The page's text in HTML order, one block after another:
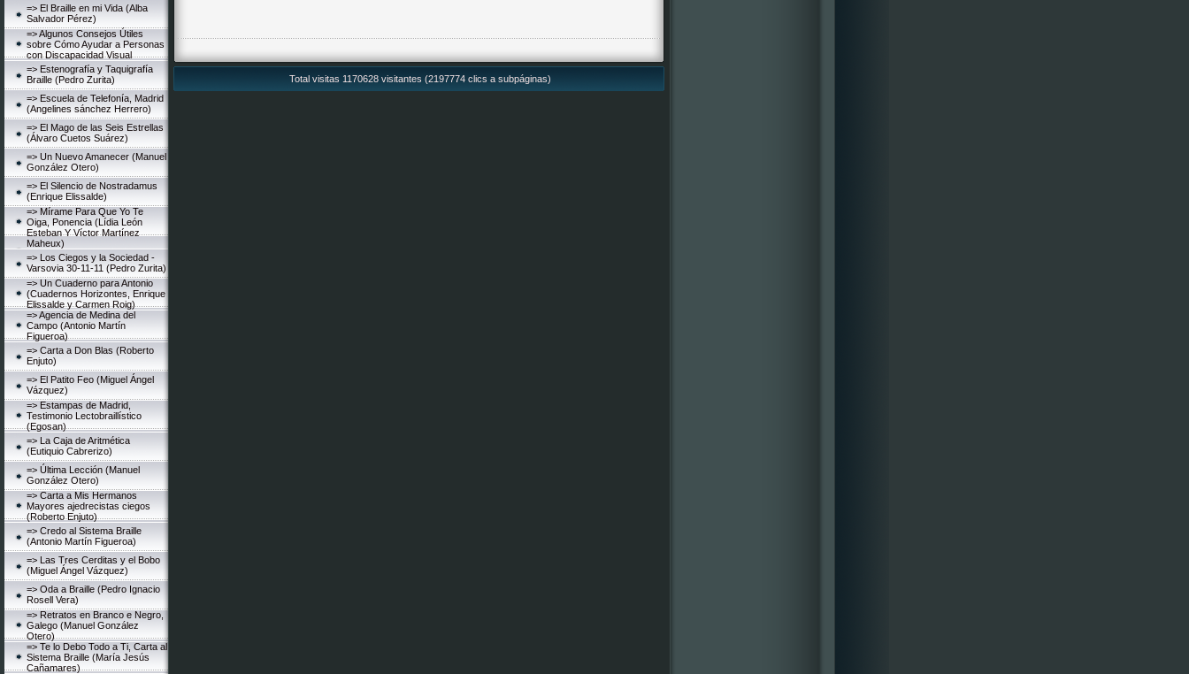
=> El Braille en mi Vida (Alba
Salvador Pérez)
=> Algunos Consejos Útiles
sobre Cómo Ayudar a Personas
con Discapacidad Visual
=> Estenografía y Taquigrafía
Braille (Pedro Zurita)
=> Escuela de Telefonía, Madrid
(Angelines sánchez Herrero)
=> El Mago de las Seis Estrellas
(Álvaro Cuetos Suárez)
=> Un Nuevo Amanecer (Manuel
González Otero)
=> El Silencio de Nostradamus
(Enrique Elissalde)
=> Mírame Para Que Yo Te
Oiga, Ponencia (Lídia León
Esteban Y Víctor Martínez
Maheux)
=> Los Ciegos y la Sociedad -
Varsovia 30-11-11 (Pedro Zurita)
=> Un Cuaderno para Antonio
(Cuadernos Horizontes, Enrique
Elissalde y Carmen Roig)
=> Agencia de Medina del
Campo (Antonio Martín
Figueroa)
=> Carta a Don Blas (Roberto
Enjuto)
=> El Patito Feo (Miguel Ángel
Vázquez)
=> Estampas de Madrid,
Testimonio Lectobraillístico
(Egosan)
=> La Caja de Aritmética
(Eutiquio Cabrerizo)
=> Última Lección (Manuel
González Otero)
=> Carta a Mis Hermanos
Mayores ajedrecistas ciegos
(Roberto Enjuto)
=> Credo al Sistema Braille
(Antonio Martín Figueroa)
=> Las Tres Cerditas y el Bobo
(Miguel Ángel Vázquez)
=> Oda a Braille (Pedro Ignacio
Rosell Vera)
=> Retratos en Branco e Negro,
Galego (Manuel González
Otero)
=> Te lo Debo Todo a Ti, Carta al
Sistema Braille (María Jesús
Cañamares)
Total visitas 1170628 visitantes (2197774 clics a subpáginas)